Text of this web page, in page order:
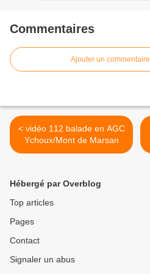
Commentaires
Ajouter un commentaire
< vidéo 112 balade en AGC
Ychoux/Mont de Marsan
Hébergé par Overblog
Top articles
Pages
Contact
Signaler un abus